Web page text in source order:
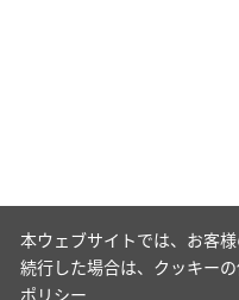
本ウェブサイトでは、お客
続行した場合は、クッキー
ポリシー